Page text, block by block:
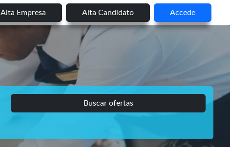
Alta Empresa Alta Candidato Accede
Buscar ofertas